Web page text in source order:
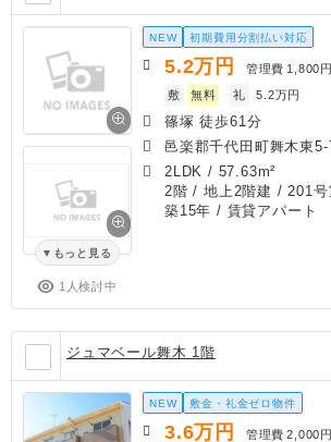
もっと見る
1人検討中
NEW 初期費用分割払い対応
5.2万円 管理費 1,800円
敷
無料 礼 5.2万円
篠塚 徒歩61分
邑楽郡千代田町舞木東5-
2LDK / 57.63m²
2階 / 地上2階建 / 201号
築15年 / 賃貸アパート
ジュマベール舞木 1階
NEW 敷金・礼金ゼロ物件
3.6万円 管理費 2,000円